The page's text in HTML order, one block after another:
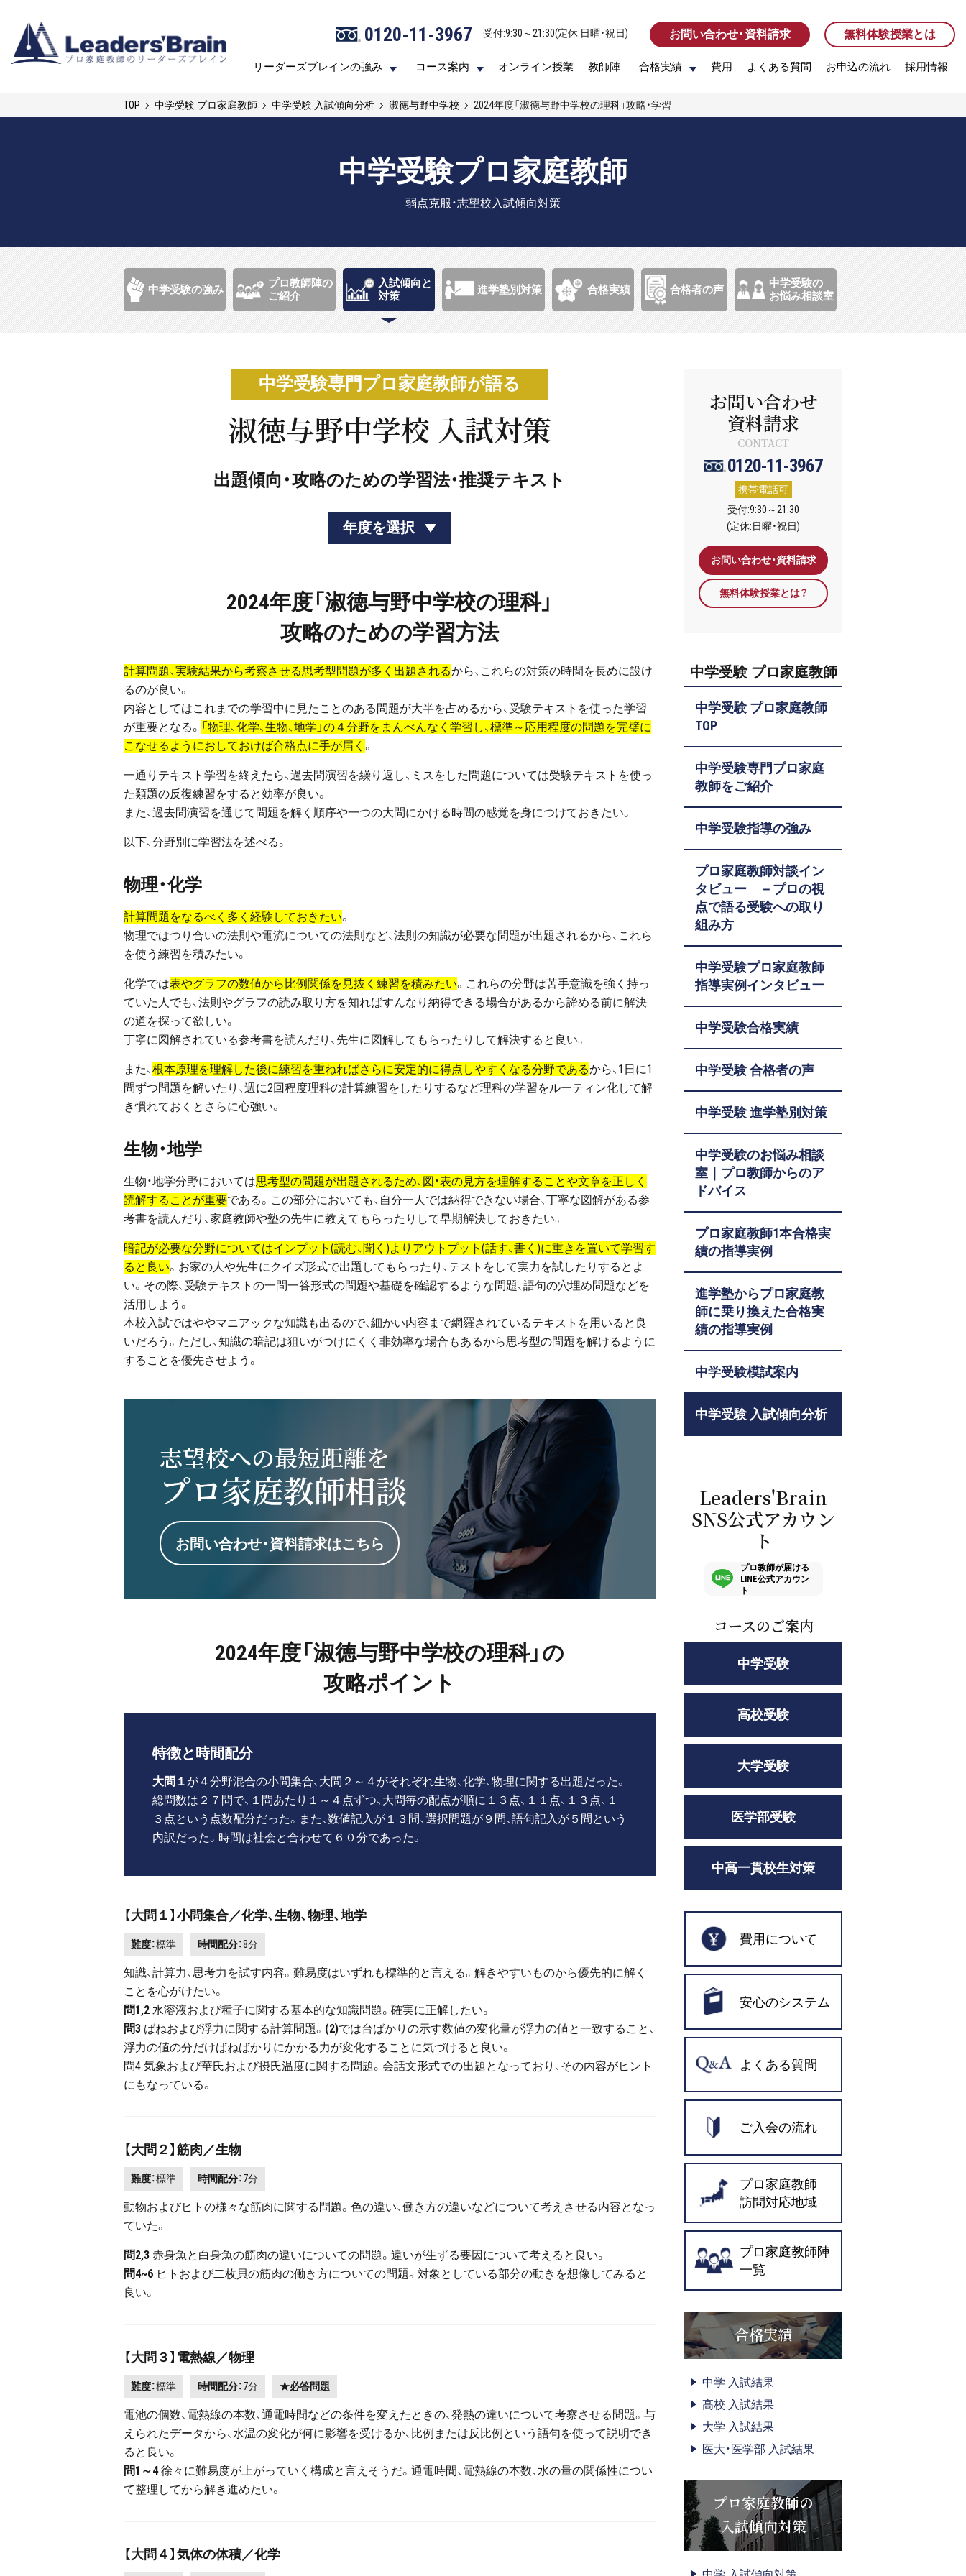
0120-11-3967 受付:9:30～21:30(定休:日曜・祝日) お問い合わせ・資料請求 無料体験授業とは
リーダーズブレインの強み コース案内 オンライン授業 教師陣 合格実績 費用 よくある質問 お申込の流れ 採用情報
0120-11-3967 受付:9:30～21:30(定休:日曜・祝日) お問い合わせ・資料請求 無料体験授業とは
リーダーズブレインの強み コース案内 オンライン授業 教師陣 合格実績 費用 よくある質問 お申込の流れ 採用情報
TOP 中学受験 プロ家庭教師 中学受験 入試傾向分析 淑徳与野中学校 2024年度「淑徳与野中学校の理科」攻略・学習
中学受験プロ家庭教師
弱点克服・志望校入試傾向対策
中学受験の強み
プロ教師陣の
ご紹介
入試傾向と
対策
進学塾別対策 合格実績 合格者の声
中学受験の
お悩み相談室
中学受験専門プロ家庭教師が語る
淑徳与野中学校 入試対策
出題傾向・攻略のための学習法・推奨テキスト
年度を選択
2024年度「淑徳与野中学校の理科」
攻略のための学習方法
計算問題、実験結果から考察させる思考型問題が多く出題されるから、これらの対策の時間を長めに設け
るのが良い。
内容としてはこれまでの学習中に見たことのある問題が大半を占めるから、受験テキストを使った学習
が重要となる。 「物理、化学、生物、地学」の４分野をまんべんなく学習し、標準～応用程度の問題を完璧に
こなせるようにおしておけば合格点に手が届く 。
一通りテキスト学習を終えたら、過去問演習を繰り返し、ミスをした問題については受験テキストを使っ
た類題の反復練習をすると効率が良い。
また、過去問演習を通じて問題を解く順序や一つの大問にかける時間の感覚を身につけておきたい。
以下、分野別に学習法を述べる。
物理・化学
計算問題をなるべく多く経験しておきたい。
物理ではつり合いの法則や電流についての法則など、法則の知識が必要な問題が出題されるから、これら
を使う練習を積みたい。
化学では表やグラフの数値から比例関係を見抜く練習を積みたい。これらの分野は苦手意識を強く持っ
ていた人でも、法則やグラフの読み取り方を知ればすんなり納得できる場合があるから諦める前に解決
の道を探って欲しい。
丁寧に図解されている参考書を読んだり、先生に図解してもらったりして解決すると良い。
また、根本原理を理解した後に練習を重ねればさらに安定的に得点しやすくなる分野であるから、1日に1
問ずつ問題を解いたり、週に2回程度理科の計算練習をしたりするなど理科の学習をルーティン化して解
き慣れておくとさらに心強い。
生物・地学
生物・地学分野においては思考型の問題が出題されるため、図・表の見方を理解することや文章を正しく
読解することが重要である。この部分においても、自分一人では納得できない場合、丁寧な図解がある参
考書を読んだり、家庭教師や塾の先生に教えてもらったりして早期解決しておきたい。
暗記が必要な分野についてはインプット(読む、聞く)よりアウトプット(話す、書く)に重きを置いて学習す
ると良い。お家の人や先生にクイズ形式で出題してもらったり、テストをして実力を試したりするとよ
い。その際、受験テキストの一問一答形式の問題や基礎を確認するような問題、語句の穴埋め問題などを
活用しよう。
本校入試ではややマニアックな知識も出るので、細かい内容まで網羅されているテキストを用いると良
いだろう。ただし、知識の暗記は狙いがつけにくく非効率な場合もあるから思考型の問題を解けるように
することを優先させよう。
志望校への最短距離を
プロ家庭教師相談
お問い合わせ・資料請求はこちら
2024年度「淑徳与野中学校の理科」の
攻略ポイント
特徴と時間配分
大問１ が４分野混合の小問集合、大問２～４がそれぞれ生物、化学、物理に関する出題だった。
総問数は２７問で、１問あたり１～４点ずつ、大問毎の配点が順に１３点、１１点、１３点、１
３点という点数配分だった。また、数値記入が１３問、選択問題が９問、語句記入が５問という
内訳だった。時間は社会と合わせて６０分であった。
【大問１】小問集合／化学、生物、物理、地学
難度：標準 時間配分：8分
知識、計算力、思考力を試す内容。難易度はいずれも標準的と言える。解きやすいものから優先的に解く
ことを心がけたい。
問1,2 水溶液および種子に関する基本的な知識問題。確実に正解したい。
問3 ばねおよび浮力に関する計算問題。 (2)では台ばかりの示す数値の変化量が浮力の値と一致すること、
浮力の値の分だけばねばかりにかかる力が変化することに気づけると良い。
問4 気象および華氏および摂氏温度に関する問題。会話文形式での出題となっており、その内容がヒント
にもなっている。
【大問２】筋肉／生物
難度：標準 時間配分：7分
動物およびヒトの様々な筋肉に関する問題。色の違い、働き方の違いなどについて考えさせる内容となっ
ていた。
問2,3 赤身魚と白身魚の筋肉の違いについての問題。違いが生ずる要因について考えると良い。
問4~6 ヒトおよび二枚貝の筋肉の働き方についての問題。対象としている部分の動きを想像してみると
良い。
【大問３】電熱線／物理
難度：標準 時間配分：7分 ★必答問題
電池の個数、電熱線の本数、通電時間などの条件を変えたときの、発熱の違いについて考察させる問題。与
えられたデータから、水温の変化が何に影響を受けるか、比例または反比例という語句を使って説明でき
ると良い。
問1～4徐々に難易度が上がっていく構成と言えそうだ。通電時間、電熱線の本数、水の量の関係性につい
て整理してから解き進めたい。
【大問４】気体の体積／化学
お問い合わせ
資料請求
CONTACT
0120-11-3967
携帯電話可
受付:9:30～21:30
(定休:日曜・祝日)
お問い合わせ・資料請求
無料体験授業とは？
中学受験 プロ家庭教師
中学受験 プロ家庭教師
TOP
中学受験専門プロ家庭
教師をご紹介
中学受験指導の強み
プロ家庭教師対談イン
タビュー －プロの視
点で語る受験への取り
組み方
中学受験プロ家庭教師
指導実例インタビュー
中学受験合格実績
中学受験 合格者の声
中学受験 進学塾別対策
中学受験のお悩み相談
室｜プロ教師からのア
ドバイス
プロ家庭教師1本合格実
績の指導実例
進学塾からプロ家庭教
師に乗り換えた合格実
績の指導実例
中学受験模試案内
中学受験 入試傾向分析
Leaders'Brain
SNS公式アカウン
ト
プロ教師が届ける
LINE公式アカウン
ト
コースのご案内
中学受験
高校受験
大学受験
医学部受験
中高一貫校生対策
費用について
安心のシステム
よくある質問
ご入会の流れ
プロ家庭教師
訪問対応地域
プロ家庭教師陣
一覧
合格実績
中学 入試結果
高校 入試結果
大学 入試結果
医大・医学部 入試結果
プロ家庭教師の
入試傾向対策